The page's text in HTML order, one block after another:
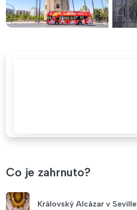
Co je zahrnuto?
Královský Alcázar v Seville